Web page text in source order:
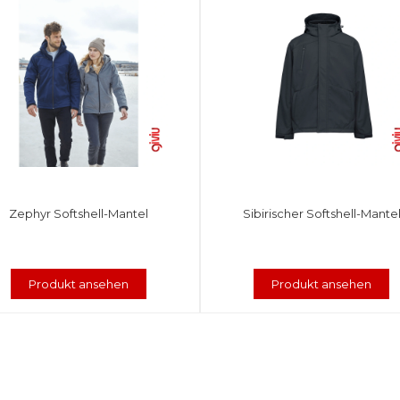
Zephyr Softshell-Mantel
Produkt ansehen
Sibirischer Softshell-Mantel
Produkt ansehen